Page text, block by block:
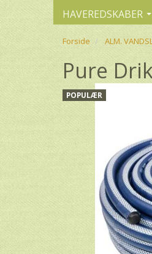
HAVEREDSKABER
Forside ALM.
Pure
POPULÆR